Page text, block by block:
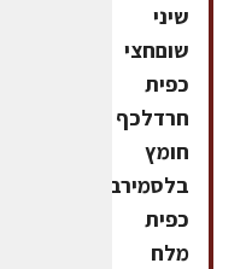
שיני
שוםחצי
כפית
חרדלכף
חומץ
בלסמירבע
כפית
מלח